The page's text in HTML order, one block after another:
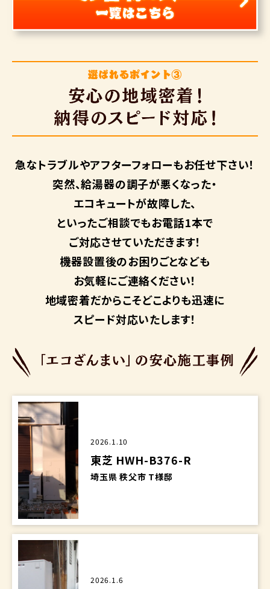
急なトラブルやアフターフォローもお任せ下さい！
突然、給湯器の調子が悪くなった・
エコキュートが故障した、
といったご相談でもお電話1本で
ご対応させていただきます！
機器設置後のお困りごとなども
お気軽にご連絡ください！
地域密着だからこそどこよりも迅速に
スピード対応いたします！
2026.1.10
東芝 HWH-B376-R
埼玉県 秩父市 T様邸
2026.1.6